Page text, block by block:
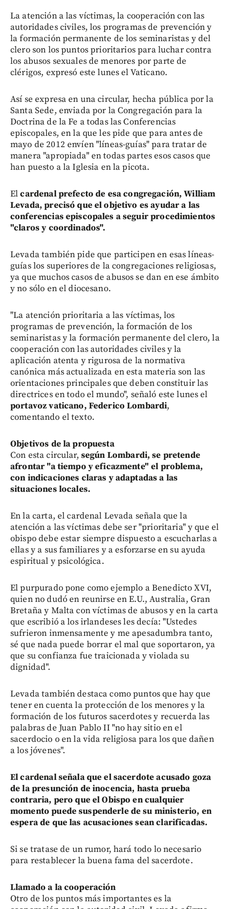
La atención a las víctimas, la cooperación con las
autoridades civiles, los programas de prevención y
la formación permanente de los seminaristas y del
clero son los puntos prioritarios para luchar contra
los abusos sexuales de menores por parte de
clérigos, expresó este lunes el Vaticano.
Así se expresa en una circular, hecha pública por la
Santa Sede, enviada por la Congregación para la
Doctrina de la Fe a todas las Conferencias
episcopales, en la que les pide que para antes de
mayo de 2012 envíen "líneas-guías" para tratar de
manera "apropiada" en todas partes esos casos que
han puesto a la Iglesia en la picota.
Elcardenal prefecto de esa congregación, William
Levada, precisó que el objetivo es ayudar a las
conferencias episcopales a seguir procedimientos
"claros y coordinados".
Levada también pide que participen en esas líneas-
guías los superiores de la congregaciones religiosas,
ya que muchos casos de abusos se dan en ese ámbito
y no sólo en el diocesano.
"La atención prioritaria a las víctimas, los
programas de prevención, la formación de los
seminaristas y la formación permanente del clero, la
cooperación con las autoridades civiles y la
aplicación atenta y rigurosa de la normativa
canónica más actualizada en esta materia son las
orientaciones principales que deben constituir las
directrices en todo el mundo", señaló este lunes el
portavoz vaticano, Federico Lombardi,
comentando el texto.
Objetivos de la propuesta
Con esta circular, según Lombardi, se pretende
afrontar "a tiempo y eficazmente" el problema,
con indicaciones claras y adaptadas a las
situaciones locales.
En la carta, el cardenal Levada señala que la
atención a las víctimas debe ser "prioritaria" y que el
obispo debe estar siempre dispuesto a escucharlas a
ellas y a sus familiares y a esforzarse en su ayuda
espiritual y psicológica.
El purpurado pone como ejemplo a Benedicto XVI,
quien no dudó en reunirse en E.U., Australia, Gran
Bretaña y Malta con víctimas de abusos y en la carta
que escribió a los irlandeses les decía: "Ustedes
sufrieron inmensamente y me apesadumbra tanto,
sé que nada puede borrar el mal que soportaron, ya
que su confianza fue traicionada y violada su
dignidad".
Levada también destaca como puntos que hay que
tener en cuenta la protección de los menores y la
formación de los futuros sacerdotes y recuerda las
palabras de Juan Pablo II "no hay sitio en el
sacerdocio o en la vida religiosa para los que dañen
a los jóvenes".
El cardenal señala que el sacerdote acusado goza
de la presunción de inocencia, hasta prueba
contraria, pero que el Obispo en cualquier
momento puede suspenderle de su ministerio, en
espera de que las acusaciones sean clarificadas.
Si se tratase de un rumor, hará todo lo necesario
para restablecer la buena fama del sacerdote.
Llamado a la cooperación
Otro de los puntos más importantes es la